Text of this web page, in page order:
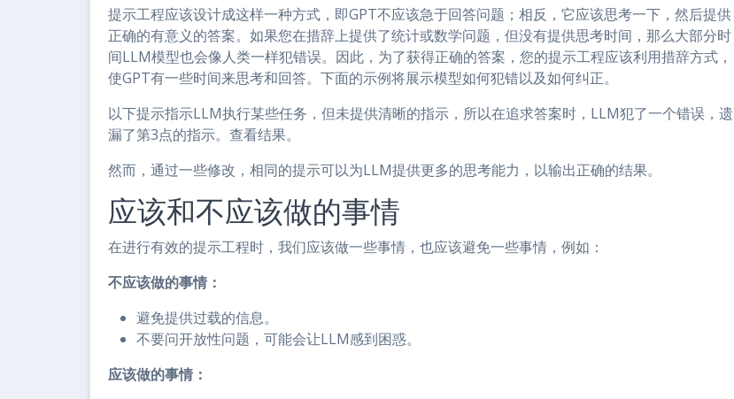
提示工程应该设计成这样一种方式，即GPT不应该急于回答问题；相反，它应该思考一下，然后提供
正确的有意义的答案。如果您在措辞上提供了统计或数学问题，但没有提供思考时间，那么大部分时
间LLM模型也会像人类一样犯错误。因此，为了获得正确的答案，您的提示工程应该利用措辞方式，
使GPT有一些时间来思考和回答。下面的示例将展示模型如何犯错以及如何纠正。
以下提示指示LLM执行某些任务，但未提供清晰的指示，所以在追求答案时，LLM犯了一个错误，遗
漏了第3点的指示。查看结果。
然而，通过一些修改，相同的提示可以为LLM提供更多的思考能力，以输出正确的结果。
应该和不应该做的事情
在进行有效的提示工程时，我们应该做一些事情，也应该避免一些事情，例如：
不应该做的事情：
避免提供过载的信息。
不要问开放性问题，可能会让LLM感到困惑。
应该做的事情：